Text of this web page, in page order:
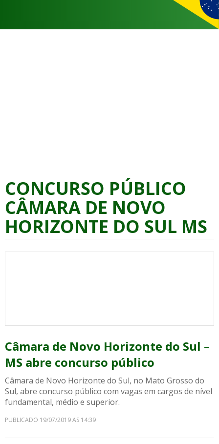
CONCURSO PÚBLICO
CÂMARA DE NOVO
HORIZONTE DO SUL MS
Câmara de Novo Horizonte do Sul –
MS abre concurso público
Câmara de Novo Horizonte do Sul, no Mato Grosso do
Sul, abre concurso público com vagas em cargos de nível
fundamental, médio e superior.
PUBLICADO 19/07/2019 AS 14:39